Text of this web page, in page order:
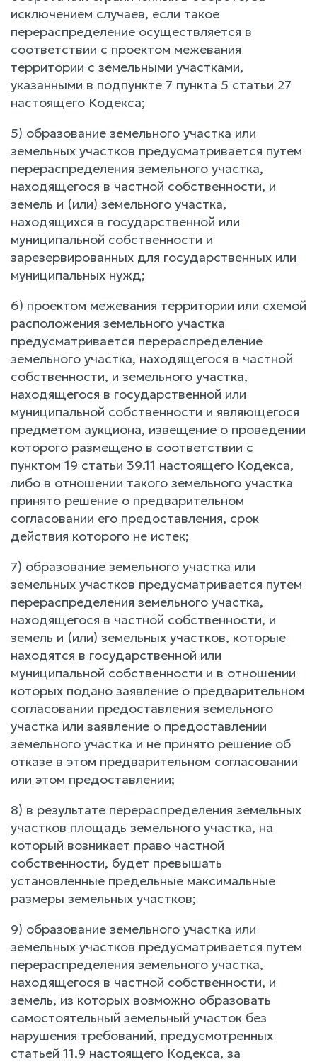
исключением случаев, если такое
перераспределение осуществляется в
соответствии с проектом межевания
территории с земельными участками,
указанными в подпункте 7 пункта 5 статьи 27
настоящего Кодекса;
5) образование земельного участка или
земельных участков предусматривается путем
перераспределения земельного участка,
находящегося в частной собственности, и
земель и (или) земельного участка,
находящихся в государственной или
муниципальной собственности и
зарезервированных для государственных или
муниципальных нужд;
6) проектом межевания территории или схемой
расположения земельного участка
предусматривается перераспределение
земельного участка, находящегося в частной
собственности, и земельного участка,
находящегося в государственной или
муниципальной собственности и являющегося
предметом аукциона, извещение о проведении
которого размещено в соответствии с
пунктом 19 статьи 39.11 настоящего Кодекса,
либо в отношении такого земельного участка
принято решение о предварительном
согласовании его предоставления, срок
действия которого не истек;
7) образование земельного участка или
земельных участков предусматривается путем
перераспределения земельного участка,
находящегося в частной собственности, и
земель и (или) земельных участков, которые
находятся в государственной или
муниципальной собственности и в отношении
которых подано заявление о предварительном
согласовании предоставления земельного
участка или заявление о предоставлении
земельного участка и не принято решение об
отказе в этом предварительном согласовании
или этом предоставлении;
8) в результате перераспределения земельных
участков площадь земельного участка, на
который возникает право частной
собственности, будет превышать
установленные предельные максимальные
размеры земельных участков;
9) образование земельного участка или
земельных участков предусматривается путем
перераспределения земельного участка,
находящегося в частной собственности, и
земель, из которых возможно образовать
самостоятельный земельный участок без
нарушения требований, предусмотренных
статьей 11.9 настоящего Кодекса, за